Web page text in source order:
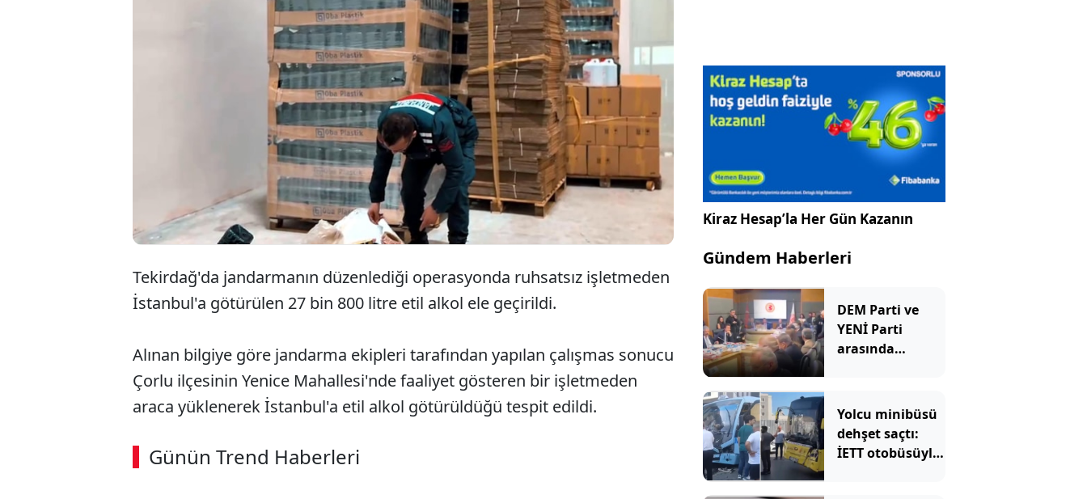
Tekirdağ'da 27 bin 800 litre etil
alkol ele geçirildi.
Tekirdağ'da jandarmanın düzenlediği operasyonda ruhsatsız işletmeden
İstanbul'a götürülen 27 bin 800 litre etil alkol ele geçirildi.
Alınan bilgiye göre jandarma ekipleri tarafından yapılan çalışmas sonucu
Çorlu ilçesinin Yenice Mahallesi'nde faaliyet gösteren bir işletmeden
araca yüklenerek İstanbul'a etil alkol götürüldüğü tespit edildi.
Günün Trend Haberleri
Kiraz Hesap’la Her Gün Kazanın
Gündem Haberleri
DEM Parti ve
YENİ Parti
arasında
Salonda sesler
aniden yükseldi
Yolcu minibüsü
dehşet saçtı:
İETT otobüsüyle